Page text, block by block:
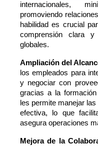
internacionales,
promoviendo
habilidad es crucial
comprensión clara
globales.
Ampliación del
los empleados para
y negociar con
gracias a la
les permite manejar
efectiva, lo que
asegura operaciones
Mejora de la